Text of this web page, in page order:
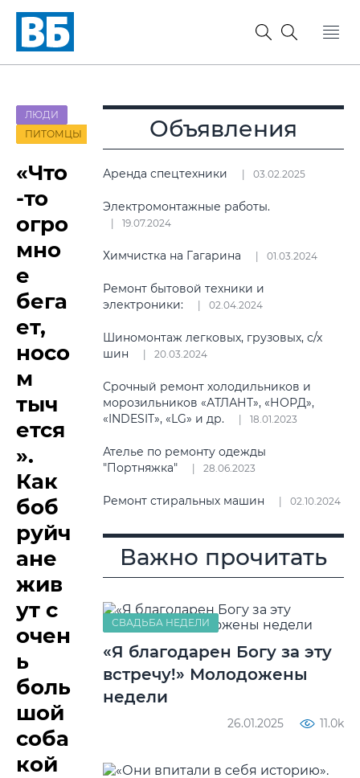
ЛЮДИ
ПИТОМЦЫ
«Что
-то
огро
мно
е
бега
ет,
носо
м
тыч
ется
».
Как
боб
руйч
ане
жив
ут с
очен
ь
боль
шой
соба
кой
Объявления
Аренда спецтехники 03.02.2025
Электромонтажные работы.
19.07.2024
Химчистка на Гагарина 01.03.2024
Ремонт бытовой техники и
электроники:
02.04.2024
Шиномонтаж легковых, грузовых, с/х
шин
20.03.2024
Срочный ремонт холодильников и
морозильников «АТЛАНТ», «НОРД»,
«INDESIT», «LG» и др.
18.01.2023
Ателье по ремонту одежды
"Портняжка"
28.06.2023
Ремонт стиральных машин 02.10.2024
Важно прочитать
СВАДЬБА НЕДЕЛИ
«Я благодарен Богу за эту
встречу!» Молодожены
недели
26.01.2025 11.0k